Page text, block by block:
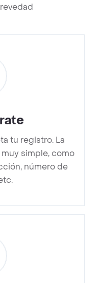
tu registro. La
simple, como
número de